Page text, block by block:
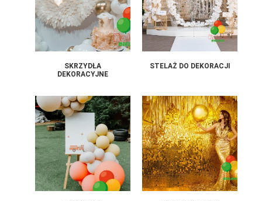
SKRZYDŁA
DEKORACYJNE
STELAŻ DO DEKORACJI